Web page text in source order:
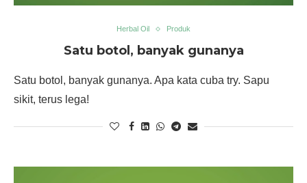
Herbal Oil Produk
Satu botol, banyak gunanya
Satu botol, banyak gunanya. Apa kata cuba try. Sapu
sikit, terus lega!